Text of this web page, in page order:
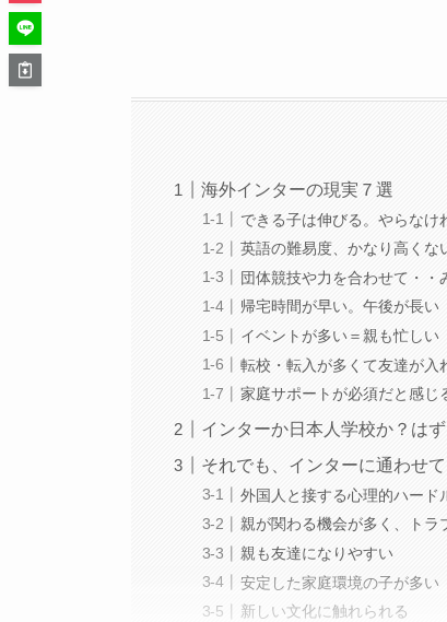
海外インターの現実７選
できる子は伸びる。やらなけ
英語の難易度、かなり高くな
団体競技や力を合わせて・・
帰宅時間が早い。午後が長い
イベントが多い＝親も忙しい
転校・転入が多くて友達が入
家庭サポートが必須だと感じ
インターか日本人学校か？は
それでも、インターに通わせ
外国人と接する心理的ハード
親が関わる機会が多く、トラ
親も友達になりやすい
安定した家庭環境の子が多い
新しい文化に触れられる